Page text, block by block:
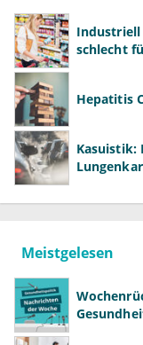
Industriell
schlecht
Hepatitis
Kasuistik:
Meistgelesen